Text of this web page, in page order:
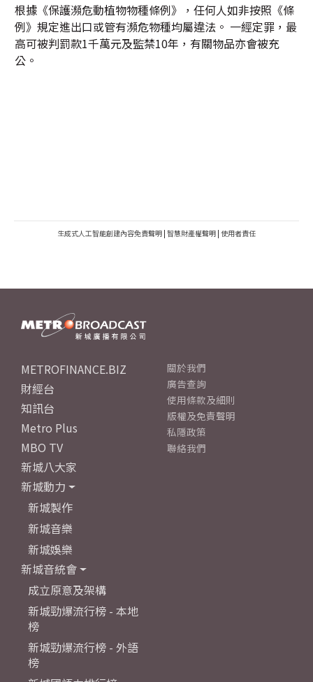
根據《保護瀕危動植物物種條例》，任何人如非按照《條
例》規定進出口或管有瀕危物種均屬違法。 一經定罪，最
高可被判罰款1千萬元及監禁10年，有關物品亦會被充
公。
生成式人工智能創建內容免責聲明 | 智慧財產權聲明 | 使用者責任
METROFINANCE.BIZ
財經台
知訊台
Metro Plus
MBO TV
新城八大家
新城動力
新城製作
新城音樂
新城娛樂
新城音統會
成立原意及架構
新城勁爆流行榜 - 本地
榜
新城勁爆流行榜 - 外語
榜
關於我們
廣告查詢
使用條款及細則
版權及免責聲明
私隱政策
聯絡我們